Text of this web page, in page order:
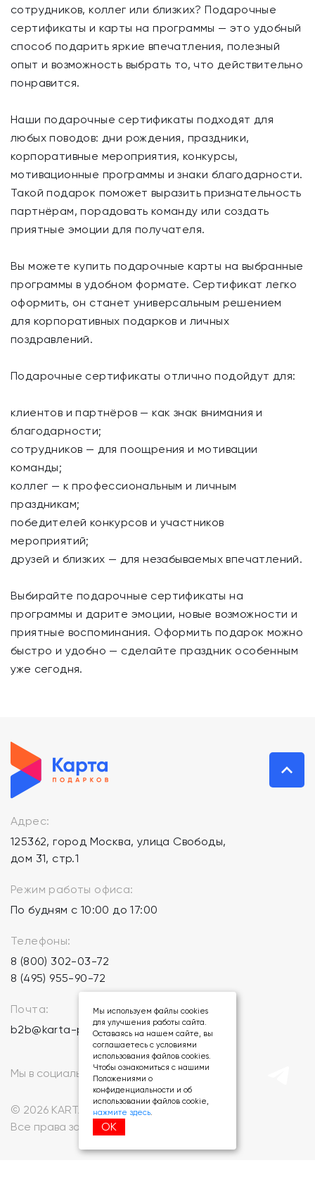
сотрудников, коллег или близких? Подарочные
сертификаты и карты на программы — это удобный
способ подарить яркие впечатления, полезный
опыт и возможность выбрать то, что действительно
понравится.
Наши подарочные сертификаты подходят для
любых поводов: дни рождения, праздники,
корпоративные мероприятия, конкурсы,
мотивационные программы и знаки благодарности.
Такой подарок поможет выразить признательность
партнёрам, порадовать команду или создать
приятные эмоции для получателя.
Вы можете купить подарочные карты на выбранные
программы в удобном формате. Сертификат легко
оформить, он станет универсальным решением
для корпоративных подарков и личных
поздравлений.
Подарочные сертификаты отлично подойдут для:
клиентов и партнёров — как знак внимания и
благодарности;
сотрудников — для поощрения и мотивации
команды;
коллег — к профессиональным и личным
праздникам;
победителей конкурсов и участников
мероприятий;
друзей и близких — для незабываемых впечатлений.
Выбирайте подарочные сертификаты на
программы и дарите эмоции, новые возможности и
приятные воспоминания. Оформить подарок можно
быстро и удобно — сделайте праздник особенным
уже сегодня.
Адрес:
125362, город Москва, улица Свободы,
дом 31, стр.1
Режим работы офиса:
По будням с 10:00 до 17:00
Телефоны:
8 (800) 302-03-72
8 (495) 955-90-72
Почта:
b2b@karta-podarkov.ru
© 2026 KARTA-PODARKOV.RU.
Все права защищены.
Мы в социальных сетях:
Мы используем файлы cookies
для улучшения работы сайта.
Оставаясь на нашем сайте, вы
соглашаетесь с условиями
использования файлов cookies.
Чтобы ознакомиться с нашими
Положениями о
конфиденциальности и об
использовании файлов cookie,
нажмите здесь.
ОК